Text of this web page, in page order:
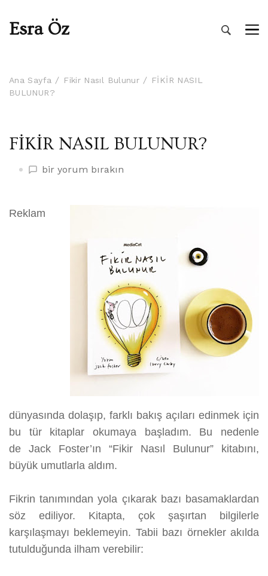
Esra Öz
Ana Sayfa Fikir Nasıl Bulunur
FİKİR NASIL
BULUNUR?
FİKİR NASIL BULUNUR?
FİKİR
üzerine
bir yorum bırakın
Reklam
dünyasında dolaşıp, farklı bakış açıları edinmek için
bu tür kitaplar okumaya başladım. Bu nedenle
de Jack Foster’ın “Fikir Nasıl Bulunur” kitabını,
büyük umutlarla aldım.
Fikrin tanımından yola çıkarak bazı basamaklardan
söz ediliyor. Kitapta, çok şaşırtan bilgilerle
karşılaşmayı beklemeyin. Tabii bazı örnekler akılda
tutulduğunda ilham verebilir: